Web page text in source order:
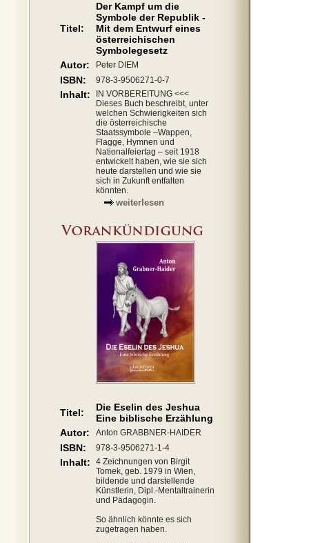
Titel:
Der Kampf um die
Symbole der Republik -
Mit dem Entwurf eines
österreichischen
Symbolegesetz
Autor:
Peter DIEM
ISBN: 978-3-9506271-0-7
Inhalt:
IN VORBEREITUNG <<<
Dieses Buch beschreibt, unter
welchen Schwierigkeiten sich
die österreichische
Staatssymbole –Wappen,
Flagge, Hymnen und
Nationalfeiertag – seit 1918
entwickelt haben, wie sie sich
heute darstellen und wie sie
sich in Zukunft entfalten
könnten.
weiterlesen
Titel:
Die Eselin des Jeshua
Eine biblische Erzählung
Autor:
Anton GRABBNER-HAIDER
ISBN: 978-3-9506271-1-4
Inhalt:
4 Zeichnungen von Birgit
Tomek, geb. 1979 in Wien,
bildende und darstellende
Künstlerin, Dipl.-Mentaltrainerin
und Pädagogin.
So ähnlich könnte es sich
zugetragen haben.